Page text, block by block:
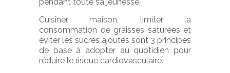
Cuisiner maison, limiter la
consommation de graisses saturées et
éviter les sucres ajoutés sont 3 principes
de base à adopter au quotidien pour
réduire le risque cardiovasculaire.